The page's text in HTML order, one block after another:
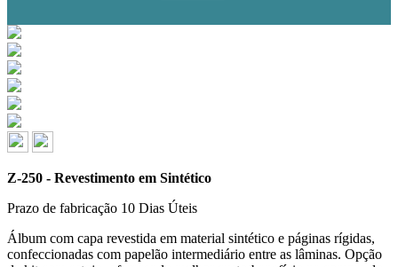
Z-250 - Revestimento em Sintético
Prazo de fabricação 10 Dias Úteis
Álbum com capa revestida em material sintético e páginas rígidas,
confeccionadas com papelão intermediário entre as lâminas. Opção